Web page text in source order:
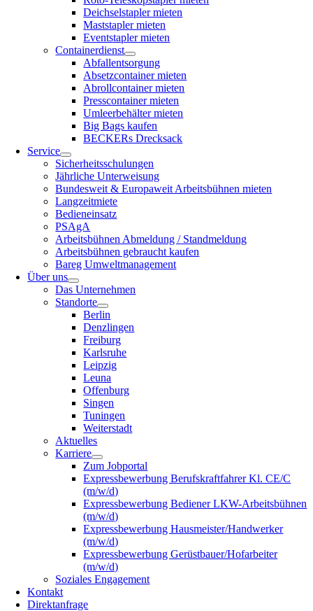
Deichselstapler mieten
Maststapler mieten
Eventstapler mieten
Containerdienst
Abfallentsorgung
Absetzcontainer mieten
Abrollcontainer mieten
Presscontainer mieten
Umleerbehälter mieten
Big Bags kaufen
BECKERs Drecksack
Service
Sicherheitsschulungen
Jährliche Unterweisung
Bundesweit & Europaweit Arbeitsbühnen mieten
Langzeitmiete
Bedieneinsatz
PSAgA
Arbeitsbühnen Abmeldung / Standmeldung
Arbeitsbühnen gebraucht kaufen
Bareg Umweltmanagement
Über uns
Das Unternehmen
Standorte
Berlin
Denzlingen
Freiburg
Karlsruhe
Leipzig
Leuna
Offenburg
Singen
Tuningen
Weiterstadt
Aktuelles
Karriere
Zum Jobportal
Expressbewerbung Berufskraftfahrer Kl. CE/C
(m/w/d)
Expressbewerbung Bediener LKW-Arbeitsbühnen
(m/w/d)
Expressbewerbung Hausmeister/Handwerker
(m/w/d)
Expressbewerbung Gerüstbauer/Hofarbeiter
(m/w/d)
Soziales Engagement
Kontakt
Direktanfrage